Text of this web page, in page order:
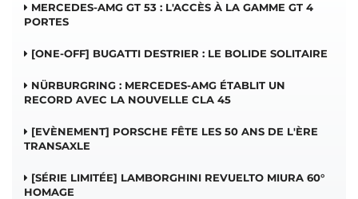
MERCEDES-AMG GT 53 : L'ACCÈS À LA GAMME GT 4
PORTES
[ONE-OFF] BUGATTI DESTRIER : LE BOLIDE SOLITAIRE
NÜRBURGRING : MERCEDES-AMG ÉTABLIT UN
RECORD AVEC LA NOUVELLE CLA 45
[EVÈNEMENT] PORSCHE FÊTE LES 50 ANS DE L'ÈRE
TRANSAXLE
[SÉRIE LIMITÉE] LAMBORGHINI REVUELTO MIURA 60°
HOMAGE